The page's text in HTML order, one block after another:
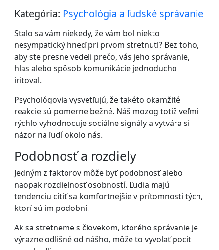
Kategória: Psychológia a ľudské správanie
Stalo sa vám niekedy, že vám bol niekto
nesympatický hneď pri prvom stretnutí? Bez toho,
aby ste presne vedeli prečo, vás jeho správanie,
hlas alebo spôsob komunikácie jednoducho
iritoval.
Psychológovia vysvetľujú, že takéto okamžité
reakcie sú pomerne bežné. Náš mozog totiž veľmi
rýchlo vyhodnocuje sociálne signály a vytvára si
názor na ľudí okolo nás.
Podobnosť a rozdiely
Jedným z faktorov môže byť podobnosť alebo
naopak rozdielnosť osobností. Ľudia majú
tendenciu cítiť sa komfortnejšie v prítomnosti tých,
ktorí sú im podobní.
Ak sa stretneme s človekom, ktorého správanie je
výrazne odlišné od nášho, môže to vyvolať pocit